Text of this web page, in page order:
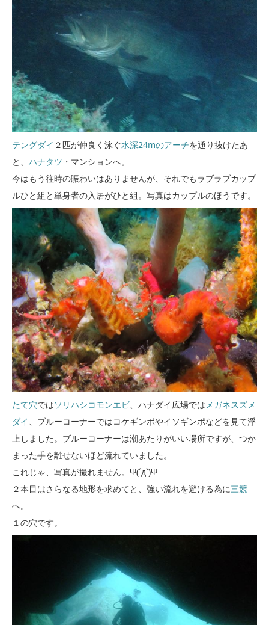
テングダイ ２匹が仲良く泳ぐ水深24mのアーチを通り抜けたあ
と、 ハナタツ ・マンションへ。
今はもう往時の賑わいはありませんが、それでもラブラブカップ
ルひと組と単身者の入居がひと組。写真はカップルのほうです。
たて穴ではソリハシコモンエビ、ハナダイ広場ではメガネスズメ
ダイ、ブルーコーナーではコケギンポやイソギンポなどを見て浮
上しました。ブルーコーナーは潮あたりがいい場所ですが、つか
まった手を離せないほど流れていました。
これじゃ、写真が撮れません。Ψ(´д`)Ψ
２本目はさらなる地形を求めてと、強い流れを避ける為に三競
へ。
１の穴です。